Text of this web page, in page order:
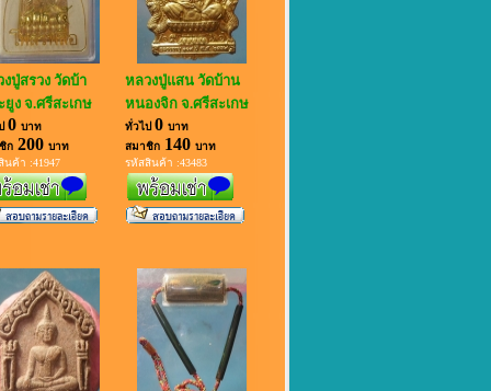
ปู่สรวง วัดบ้า
ง จ.ศรีสะเกษ
0 บาท
ก200 บาท
นค้า :41947
หลวงปู่แสน วัดบ้าน
หนองจิก จ.ศรีสะเกษ
ทั่วไป 0 บาท
สมาชิก140 บาท
รหัสสินค้า :43483